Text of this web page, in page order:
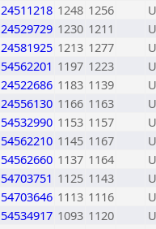
24511218 1248 1256
24529729 1230 1211
24581925 1213 1277
54562201 1197 1223
24522686 1183 1139
24556130 1166 1163
54532990 1153 1157
54562210 1145 1167
54562660 1137 1164
54703751 1125 1143
54703646 1113 1116
54534917 1093 1120